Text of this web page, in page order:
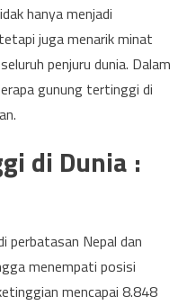
hanya menjadi
juga menarik minat
penjuru dunia. Dalam
gunung tertinggi di
di Dunia :
perbatasan Nepal dan
menempati posisi
mencapai 8.848